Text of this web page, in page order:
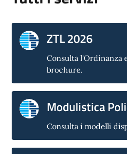
ZTL 2026
Consulta l'Ordinanza
brochure.
Modulistica
Consulta i modelli